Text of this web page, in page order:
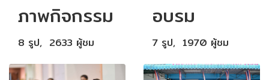
ภาพกิจกรรม
8 รูป, 2633 ผู้ชม
อบรม
7 รูป, 1970 ผู้ชม